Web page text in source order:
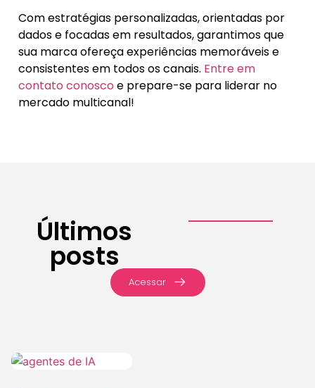
Com estratégias personalizadas, orientadas por
dados e focadas em resultados, garantimos que
sua marca ofereça experiências memoráveis e
consistentes em todos os canais. Entre em
contato conosco e prepare-se para liderar no
mercado multicanal!
Últimos
posts
Acessar